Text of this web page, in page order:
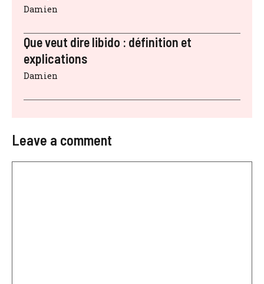
Damien
Que veut dire libido : définition et
explications
Damien
Leave a comment